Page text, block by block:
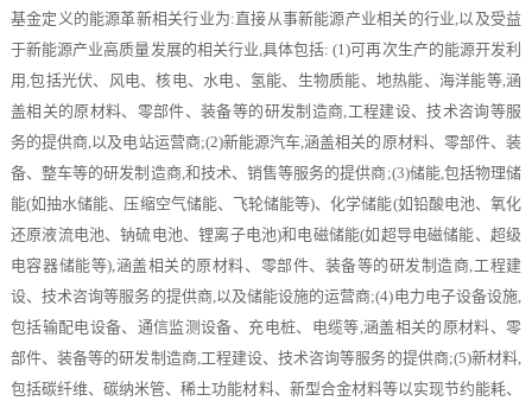
基金定义的能源革新相关行业为:直接从事新能源产业相关的行业,以及受益
于新能源产业高质量发展的相关行业,具体包括: (1)可再次生产的能源开发利
用,包括光伏、风电、核电、水电、氢能、生物质能、地热能、海洋能等,涵
盖相关的原材料、零部件、装备等的研发制造商,工程建设、技术咨询等服
务的提供商,以及电站运营商;(2)新能源汽车,涵盖相关的原材料、零部件、装
备、整车等的研发制造商,和技术、销售等服务的提供商;(3)储能,包括物理储
能(如抽水储能、压缩空气储能、飞轮储能等)、化学储能(如铅酸电池、氧化
还原液流电池、钠硫电池、锂离子电池)和电磁储能(如超导电磁储能、超级
电容器储能等),涵盖相关的原材料、零部件、装备等的研发制造商,工程建
设、技术咨询等服务的提供商,以及储能设施的运营商;(4)电力电子设备设施,
包括输配电设备、通信监测设备、充电桩、电缆等,涵盖相关的原材料、零
部件、装备等的研发制造商,工程建设、技术咨询等服务的提供商;(5)新材料,
包括碳纤维、碳纳米管、稀土功能材料、新型合金材料等以实现节约能耗、